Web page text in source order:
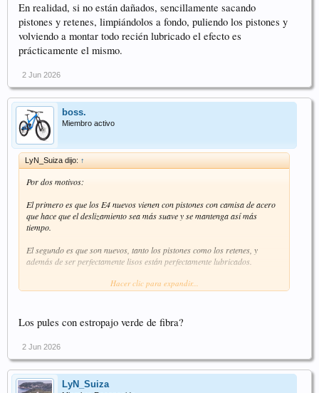
En realidad, si no están dañados, sencillamente sacando
pistones y retenes, limpiándolos a fondo, puliendo los pistones y
volviendo a montar todo recién lubricado el efecto es
prácticamente el mismo.
2 Jun 2026
boss.
Miembro activo
LyN_Suiza dijo: ↑
Por dos motivos:
El primero es que los E4 nuevos vienen con pistones con camisa de acero
que hace que el deslizamiento sea más suave y se mantenga así más
tiempo.
El segundo es que son nuevos, tanto los pistones como los retenes, y
además de ser perfectamente lisos están perfectamente lubricados.
El año pasado reconstruí varias pinzas E4, RX4 y X2. En todas puse
En realidad, si no están dañados, sencillamente sacando pistones y
todo recién lubricado el efecto es prácticamente el mismo.
Hacer clic para expandir...
Los pules con estropajo verde de fibra?
2 Jun 2026
LyN_Suiza